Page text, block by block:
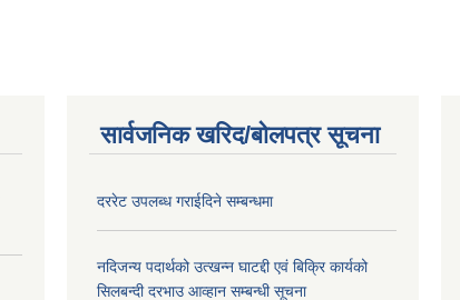
सार्वजनिक खरिद/बोलपत्र सूचना
दररेट उपलब्ध गराईदिने सम्बन्धमा
नदिजन्य पदार्थको उत्खन्न घाटद्दी एवं बिक्रि कार्यको
सिलबन्दी दरभाउ आव्हान सम्बन्धी सूचना